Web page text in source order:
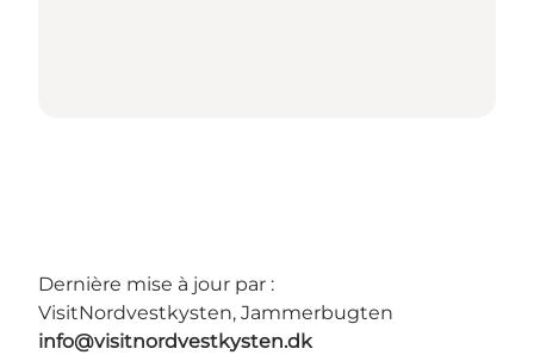
Dernière mise à jour par :
VisitNordvestkysten, Jammerbugten
info@visitnordvestkysten.dk